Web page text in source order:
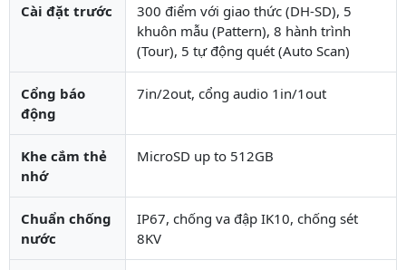
Cài đặt trước
300 điểm với giao thức (DH-SD), 5
khuôn mẫu (Pattern), 8 hành trình
(Tour), 5 tự động quét (Auto Scan)
Cổng báo
động
7in/2out, cổng audio 1in/1out
Khe cắm thẻ
nhớ
MicroSD up to 512GB
Chuẩn chống
nước
IP67, chống va đập IK10, chống sét
8KV